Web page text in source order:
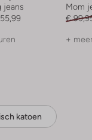
jeans
Mom
€
+
katoen